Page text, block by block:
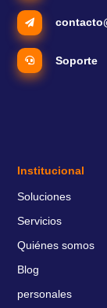
Soporte
Institucional
Soluciones
Servicios
Quiénes somos
Blog
personales